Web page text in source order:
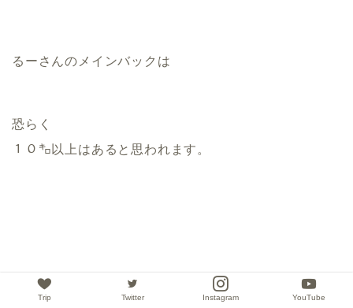
るーさんのメインバックは
恐らく
１０㌔以上はあると思われます。
Trip Twitter Instagram YouTube